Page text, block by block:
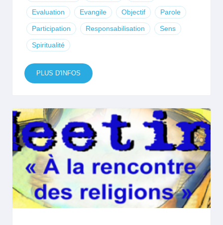
Evaluation Evangile Objectif Parole
Participation Responsabilisation Sens
Spiritualité
PLUS D'INFOS